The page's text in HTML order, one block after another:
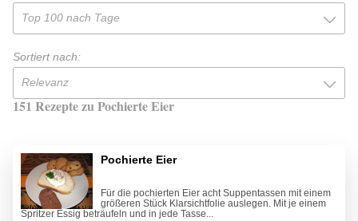
Top 100 nach Tage
Sortiert nach:
Relevanz
151 Rezepte zu Pochierte Eier
Pochierte Eier
Für die pochierten Eier acht Suppentassen mit einem
größeren Stück Klarsichtfolie auslegen. Mit je einem
Spritzer Essig beträufeln und in jede Tasse...